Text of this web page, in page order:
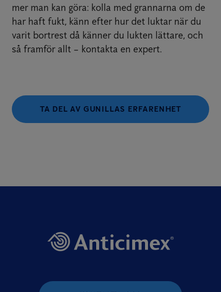
mer man kan göra: kolla med grannarna om de
har haft fukt, känn efter hur det luktar när du
varit bortrest då känner du lukten lättare, och
så framför allt – kontakta en expert.
TA DEL AV GUNILLAS ERFARENHET